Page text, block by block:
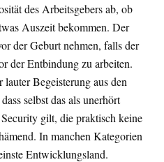
des Arbeitsgebers ab, ob
Auszeit bekommen. Der
der Geburt nehmen, falls der
der Entbindung zu arbeiten.
Begeisterung aus den
selbst das als unerhört
gilt, die praktisch keine
In manchen Kategorien
Entwicklungsland.